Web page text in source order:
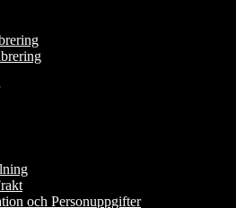
och Personuppgifter